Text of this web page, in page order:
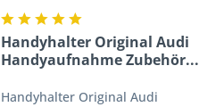
Handyhalter Original Audi
Handyaufnahme Zubehör...
Handyhalter Original Audi